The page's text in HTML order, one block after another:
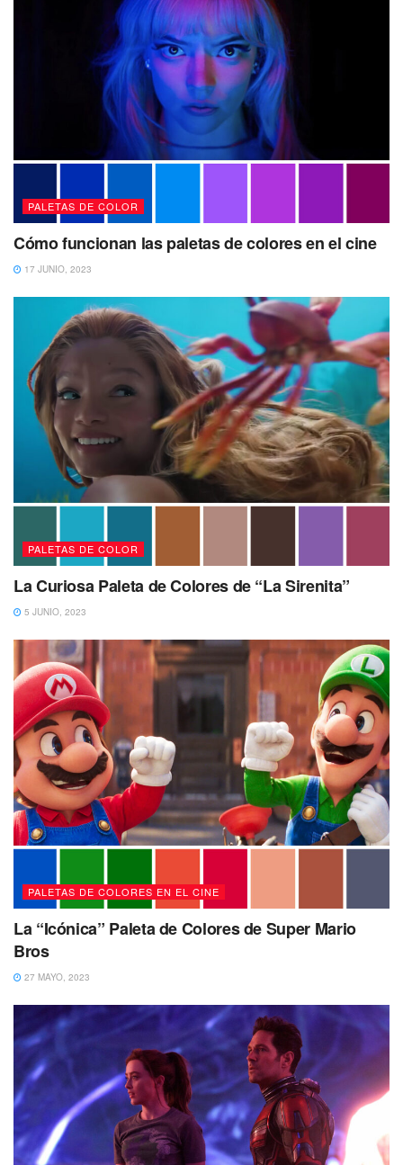
PALETAS DE COLOR
Cómo funcionan las paletas de colores en el cine
17 JUNIO, 2023
PALETAS DE COLOR
La Curiosa Paleta de Colores de “La Sirenita”
5 JUNIO, 2023
PALETAS DE COLORES EN EL CINE
La “Icónica” Paleta de Colores de Super Mario
Bros
27 MAYO, 2023